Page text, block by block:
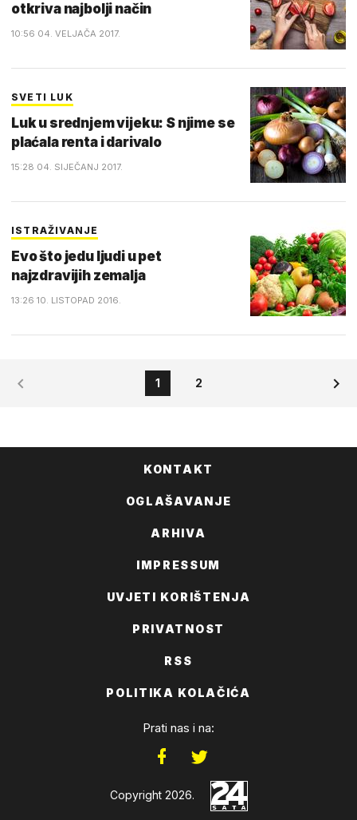
otkriva najbolji način
10:56 04. VELJAČA 2017.
SVETI LUK
Luk u srednjem vijeku: S njime se
plaćala renta i darivalo
15:28 04. SIJEČANJ 2017.
ISTRAŽIVANJE
Evo što jedu ljudi u pet
najzdravijih zemalja
13:26 10. LISTOPAD 2016.
1 2
KONTAKT
OGLAŠAVANJE
ARHIVA
IMPRESSUM
UVJETI KORIŠTENJA
PRIVATNOST
RSS
POLITIKA KOLAČIĆA
Prati nas i na:
Copyright 2026.